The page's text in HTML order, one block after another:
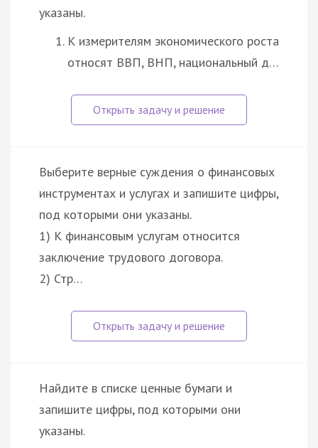
указаны.
К измерителям экономического роста
относят ВВП, ВНП, национальный д…
Выберите верные суждения о финансовых
инструментах и услугах и запишите цифры,
под которыми они указаны.
1) К финансовым услугам относится
заключение трудового договора.
2) Стр…
Найдите в списке ценные бумаги и
запишите цифры, под которыми они
указаны.